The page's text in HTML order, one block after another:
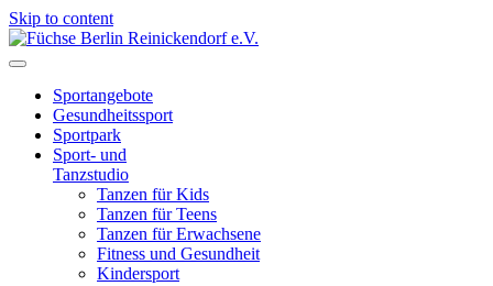
Skip to content
Sportangebote
Gesundheitssport
Sportpark
Sport- und
Tanzstudio
Tanzen für Kids
Tanzen für Teens
Tanzen für Erwachsene
Fitness und Gesundheit
Kindersport